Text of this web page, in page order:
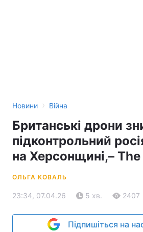
Новини › Війна
Британські дрони
підконтрольний
на Херсонщині,–
ОЛЬГА КОВАЛЬ
23:34, 07.04.26 5 хв. 2407
Підпишіться на